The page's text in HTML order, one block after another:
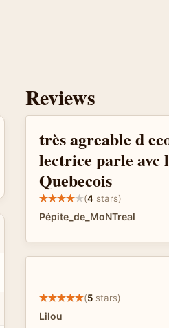
Reviews
très agreable d
lectrice parle avc
Quebecois
(4 stars)
Pépite_de_MoNTreal
(5 stars)
Lilou